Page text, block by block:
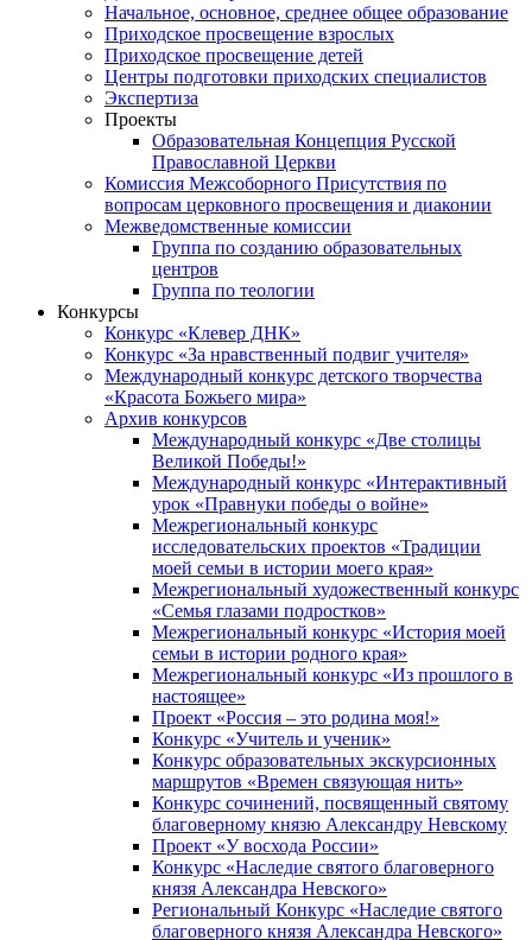
Начальное, основное, среднее общее образование
Приходское просвещение взрослых
Приходское просвещение детей
Центры подготовки приходских специалистов
Экспертиза
Проекты
Образовательная Концепция Русской
Православной Церкви
Комиссия Межсоборного Присутствия по
вопросам церковного просвещения и диаконии
Межведомственные комиссии
Группа по созданию образовательных
центров
Группа по теологии
Конкурсы
Конкурс «Клевер ДНК»
Конкурс «За нравственный подвиг учителя»
Международный конкурс детского творчества
«Красота Божьего мира»
Архив конкурсов
Международный конкурс «Две столицы
Великой Победы!»
Международный конкурс «Интерактивный
урок «Правнуки победы о войне»
Межрегиональный конкурс
исследовательских проектов «Традиции
моей семьи в истории моего края»
Межрегиональный художественный конкурс
«Семья глазами подростков»
Межрегиональный конкурс «История моей
семьи в истории родного края»
Межрегиональный конкурс «Из прошлого в
настоящее»
Проект «Россия – это родина моя!»
Конкурс «Учитель и ученик»
Конкурс образовательных экскурсионных
маршрутов «Времен связующая нить»
Конкурс сочинений, посвященный святому
благоверному князю Александру Невскому
Проект «У восхода России»
Конкурс «Наследие святого благоверного
князя Александра Невского»
Региональный Конкурс «Наследие святого
благоверного князя Александра Невского»